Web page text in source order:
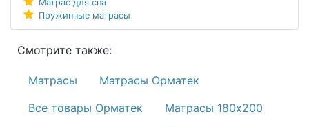
Матрас для сна
Пружинные матрасы
Смотрите также:
Матрасы
Матрасы Орматек
Все товары Орматек
Матрасы 180х200